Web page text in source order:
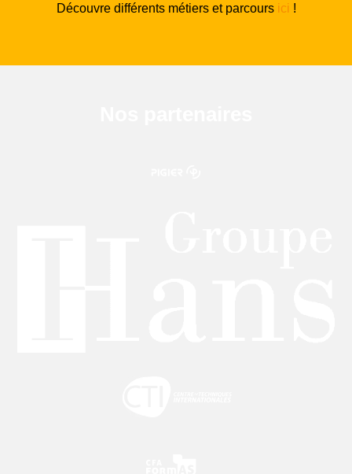
Découvre différents métiers et parcours ici !